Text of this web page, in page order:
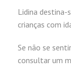
Lidina destina-
crianças com
Se não se
consultar um